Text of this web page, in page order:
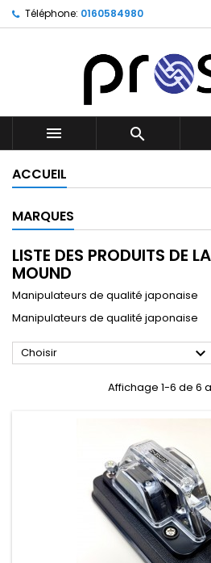
Téléphone: 0160584980
 
ACCUEIL
MARQUES
LISTE DES PRODUITS DE
MOUND
Manipulateurs de qualité japonaise
Manipulateurs de qualité japonaise
Choisir 
Affichage 1-6 de 6